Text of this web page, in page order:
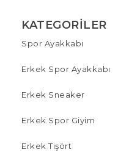
KATEGORILER
Spor Ayakkabı
Erkek Spor Ayakkabı
Erkek Sneaker
Erkek Spor Giyim
Erkek Tişört